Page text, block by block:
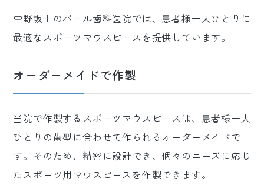
中野坂上のパール歯科医院では、患者様一人ひとりに
最適なスポーツマウスピースを提供しています。
オーダーメイドで作製
当院で作製するスポーツマウスピースは、患者様一人
ひとりの歯型に合わせて作られるオーダーメイドで
す。そのため、精密に設計でき、個々のニーズに応じ
たスポーツ用マウスピースを作製できます。